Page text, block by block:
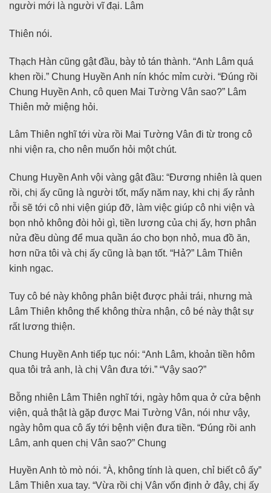
người mới là người vĩ đại. Lâm
Thiên nói.
Thạch Hàn cũng gật đầu, bày tỏ tán thành. “Anh Lâm quá
khen rồi.” Chung Huyền Anh nín khóc mỉm cười. “Đúng rồi
Chung Huyền Anh, cô quen Mai Tường Vân sao?” Lâm
Thiên mở miệng hỏi.
Lâm Thiên nghĩ tới vừa rồi Mai Tường Vân đi từ trong cô
nhi viện ra, cho nên muốn hỏi một chút.
Chung Huyền Anh vội vàng gật đầu: “Đương nhiên là quen
rồi, chị ấy cũng là người tốt, mấy năm nay, khi chị ấy rảnh
rỗi sẽ tới cô nhi viện giúp đỡ, làm việc giúp cô nhi viện và
bọn nhỏ không đòi hỏi gì, tiền lương của chị ấy, hơn phân
nửa đều dùng để mua quần áo cho bọn nhỏ, mua đồ ăn,
hơn nữa tôi và chị ấy cũng là bạn tốt. “Hả?” Lâm Thiên
kinh ngạc.
Tuy cô bé này không phân biệt được phải trái, nhưng mà
Lâm Thiên không thể không thừa nhận, cô bé này thật sự
rất lương thiện.
Chung Huyền Anh tiếp tục nói: “Anh Lâm, khoản tiền hôm
qua tôi trả anh, là chị Vân đưa tới.” “Vậy sao?”
Bỗng nhiên Lâm Thiên nghĩ tới, ngày hôm qua ở cửa bệnh
viện, quả thật là gặp được Mai Tường Vân, nói như vậy,
ngày hôm qua cô ấy tới bệnh viện đưa tiền. “Đúng rồi anh
Lâm, anh quen chị Vân sao?” Chung
Huyền Anh tò mò nói. “À, không tính là quen, chỉ biết cô ấy”
Lâm Thiên xua tay. “Vừa rồi chị Vân vốn định ở đây, chị ấy